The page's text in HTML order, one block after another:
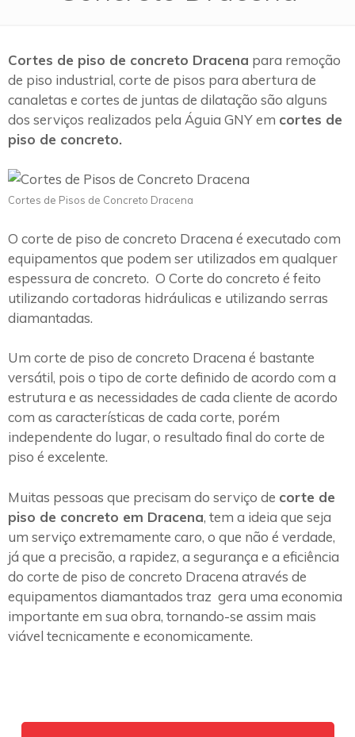
Cortes de piso de concreto Dracena para remoção
de piso industrial, corte de pisos para abertura de
canaletas e cortes de juntas de dilatação são alguns
dos serviços realizados pela Águia GNY em cortes de
piso de concreto.
Cortes de Pisos de Concreto Dracena
O corte de piso de concreto Dracena é executado com
equipamentos que podem ser utilizados em qualquer
espessura de concreto. O Corte do concreto é feito
utilizando cortadoras hidráulicas e utilizando serras
diamantadas.
Um corte de piso de concreto Dracena é bastante
versátil, pois o tipo de corte definido de acordo com a
estrutura e as necessidades de cada cliente de acordo
com as características de cada corte, porém
independente do lugar, o resultado final do corte de
piso é excelente.
Muitas pessoas que precisam do serviço de corte de
piso de concreto em Dracena, tem a ideia que seja
um serviço extremamente caro, o que não é verdade,
já que a precisão, a rapidez, a segurança e a eficiência
do corte de piso de concreto Dracena através de
equipamentos diamantados traz gera uma economia
importante em sua obra, tornando-se assim mais
viável tecnicamente e economicamente.